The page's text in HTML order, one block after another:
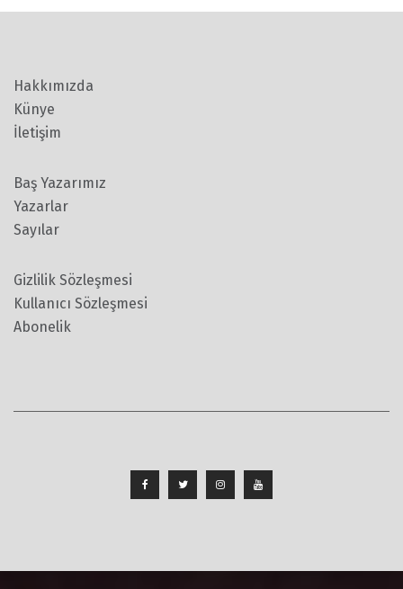
Hakkımızda
Künye
İletişim
Baş Yazarımız
Yazarlar
Sayılar
Gizlilik Sözleşmesi
Kullanıcı Sözleşmesi
Abonelik